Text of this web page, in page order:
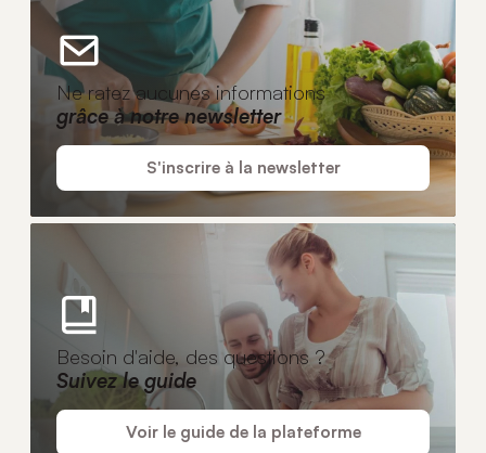
Ne ratez aucunes informations
grâce à notre newsletter
S'inscrire à la newsletter
Besoin d'aide, des questions ?
Suivez le guide
Voir le guide de la plateforme